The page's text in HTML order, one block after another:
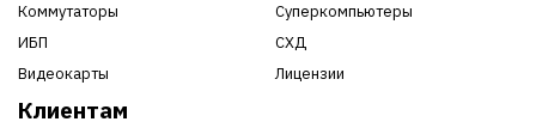
Коммутаторы
Суперкомпьютеры
ИБП
СХД
Видеокарты
Лицензии
Клиентам